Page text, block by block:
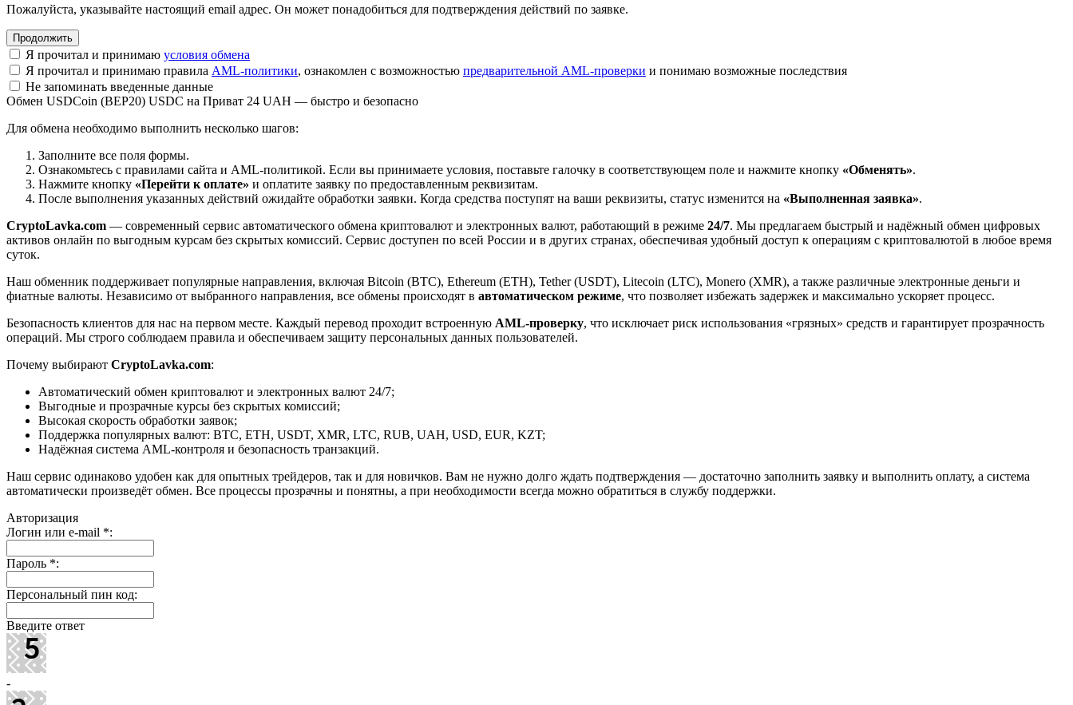
Пожалуйста, указывайте настоящий email адрес. Он может понадобиться для подтверждения действий по заявке.
Я прочитал и принимаю условия обмена
Я прочитал и принимаю правила AML-политики, ознакомлен с возможностью предварительной AML-проверки и понимаю возможные последствия
Не запоминать введенные данные
Обмен USDCoin (BEP20) USDC на Приват 24 UAH — быстро и безопасно
Для обмена необходимо выполнить несколько шагов:
Заполните все поля формы.
Ознакомьтесь с правилами сайта и AML-политикой. Если вы принимаете условия, поставьте галочку в соответствующем поле и нажмите кнопку «Обменять».
Нажмите кнопку «Перейти к оплате» и оплатите заявку по предоставленным реквизитам.
После выполнения указанных действий ожидайте обработки заявки. Когда средства поступят на ваши реквизиты, статус изменится на «Выполненная заявка».
CryptoLavka.com — современный сервис автоматического обмена криптовалют и электронных валют, работающий в режиме 24/7. Мы предлагаем быстрый и надёжный обмен цифровых
активов онлайн по выгодным курсам без скрытых комиссий. Сервис доступен по всей России и в других странах, обеспечивая удобный доступ к операциям с криптовалютой в любое время
суток.
Наш обменник поддерживает популярные направления, включая Bitcoin (BTC), Ethereum (ETH), Tether (USDT), Litecoin (LTC), Monero (XMR), а также различные электронные деньги и
фиатные валюты. Независимо от выбранного направления, все обмены происходят в автоматическом режиме, что позволяет избежать задержек и максимально ускоряет процесс.
Безопасность клиентов для нас на первом месте. Каждый перевод проходит встроенную AML-проверку, что исключает риск использования «грязных» средств и гарантирует прозрачность
операций. Мы строго соблюдаем правила и обеспечиваем защиту персональных данных пользователей.
Почему выбирают CryptoLavka.com:
Автоматический обмен криптовалют и электронных валют 24/7;
Выгодные и прозрачные курсы без скрытых комиссий;
Высокая скорость обработки заявок;
Поддержка популярных валют: BTC, ETH, USDT, XMR, LTC, RUB, UAH, USD, EUR, KZT;
Надёжная система AML-контроля и безопасность транзакций.
Наш сервис одинаково удобен как для опытных трейдеров, так и для новичков. Вам не нужно долго ждать подтверждения — достаточно заполнить заявку и выполнить оплату, а система
автоматически произведёт обмен. Все процессы прозрачны и понятны, а при необходимости всегда можно обратиться в службу поддержки.
Авторизация
Логин или e-mail *:
Пароль *:
Персональный пин код:
Введите ответ
-